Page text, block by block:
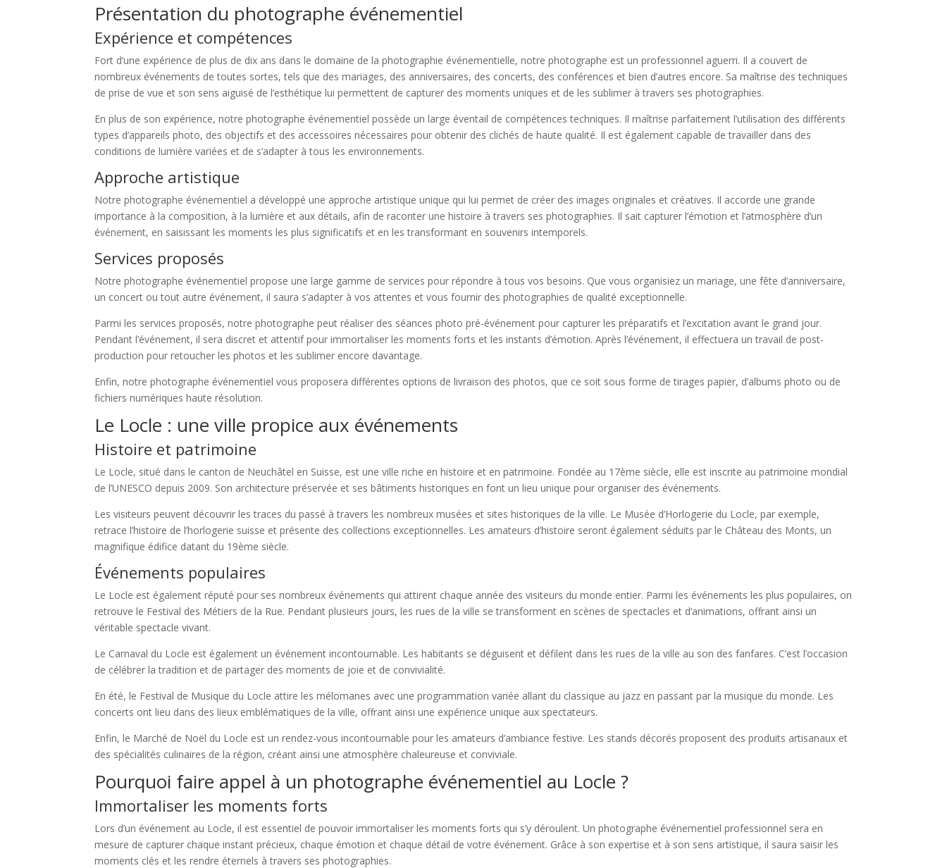
Présentation du photographe événementiel
Expérience et compétences
Fort d’une expérience de plus de dix ans dans le domaine de la photographie événementielle, notre photographe est un professionnel aguerri. Il a couvert de
nombreux événements de toutes sortes, tels que des mariages, des anniversaires, des concerts, des conférences et bien d’autres encore. Sa maîtrise des techniques
de prise de vue et son sens aiguisé de l’esthétique lui permettent de capturer des moments uniques et de les sublimer à travers ses photographies.
En plus de son expérience, notre photographe événementiel possède un large éventail de compétences techniques. Il maîtrise parfaitement l’utilisation des différents
types d’appareils photo, des objectifs et des accessoires nécessaires pour obtenir des clichés de haute qualité. Il est également capable de travailler dans des
conditions de lumière variées et de s’adapter à tous les environnements.
Approche artistique
Notre photographe événementiel a développé une approche artistique unique qui lui permet de créer des images originales et créatives. Il accorde une grande
importance à la composition, à la lumière et aux détails, afin de raconter une histoire à travers ses photographies. Il sait capturer l’émotion et l’atmosphère d’un
événement, en saisissant les moments les plus significatifs et en les transformant en souvenirs intemporels.
Services proposés
Notre photographe événementiel propose une large gamme de services pour répondre à tous vos besoins. Que vous organisiez un mariage, une fête d’anniversaire,
un concert ou tout autre événement, il saura s’adapter à vos attentes et vous fournir des photographies de qualité exceptionnelle.
Parmi les services proposés, notre photographe peut réaliser des séances photo pré-événement pour capturer les préparatifs et l’excitation avant le grand jour.
Pendant l’événement, il sera discret et attentif pour immortaliser les moments forts et les instants d’émotion. Après l’événement, il effectuera un travail de post-
production pour retoucher les photos et les sublimer encore davantage.
Enfin, notre photographe événementiel vous proposera différentes options de livraison des photos, que ce soit sous forme de tirages papier, d’albums photo ou de
fichiers numériques haute résolution.
Le Locle : une ville propice aux événements
Histoire et patrimoine
Le Locle, situé dans le canton de Neuchâtel en Suisse, est une ville riche en histoire et en patrimoine. Fondée au 17ème siècle, elle est inscrite au patrimoine mondial
de l’UNESCO depuis 2009. Son architecture préservée et ses bâtiments historiques en font un lieu unique pour organiser des événements.
Les visiteurs peuvent découvrir les traces du passé à travers les nombreux musées et sites historiques de la ville. Le Musée d’Horlogerie du Locle, par exemple,
retrace l’histoire de l’horlogerie suisse et présente des collections exceptionnelles. Les amateurs d’histoire seront également séduits par le Château des Monts, un
magnifique édifice datant du 19ème siècle.
Événements populaires
Le Locle est également réputé pour ses nombreux événements qui attirent chaque année des visiteurs du monde entier. Parmi les événements les plus populaires, on
retrouve le Festival des Métiers de la Rue. Pendant plusieurs jours, les rues de la ville se transforment en scènes de spectacles et d’animations, offrant ainsi un
véritable spectacle vivant.
Le Carnaval du Locle est également un événement incontournable. Les habitants se déguisent et défilent dans les rues de la ville au son des fanfares. C’est l’occasion
de célébrer la tradition et de partager des moments de joie et de convivialité.
En été, le Festival de Musique du Locle attire les mélomanes avec une programmation variée allant du classique au jazz en passant par la musique du monde. Les
concerts ont lieu dans des lieux emblématiques de la ville, offrant ainsi une expérience unique aux spectateurs.
Enfin, le Marché de Noël du Locle est un rendez-vous incontournable pour les amateurs d’ambiance festive. Les stands décorés proposent des produits artisanaux et
des spécialités culinaires de la région, créant ainsi une atmosphère chaleureuse et conviviale.
Pourquoi faire appel à un photographe événementiel au Locle ?
Immortaliser les moments forts
Lors d’un événement au Locle, il est essentiel de pouvoir immortaliser les moments forts qui s’y déroulent. Un photographe événementiel professionnel sera en
mesure de capturer chaque instant précieux, chaque émotion et chaque détail de votre événement. Grâce à son expertise et à son sens artistique, il saura saisir les
moments clés et les rendre éternels à travers ses photographies.